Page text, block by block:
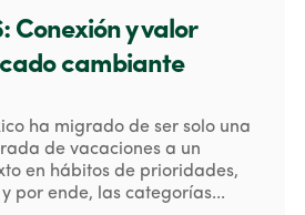
Conexión y valor
cambiante
ha migrado de ser solo una
de vacaciones a un
en hábitos de prioridades,
por ende, las categorías...